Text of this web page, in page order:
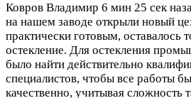
Ковров Владимир 6 мин 25 сек
на нашем заводе открыли новый
практически готовым, оставалось
остекление. Для остекления
было найти действительно
специалистов, чтобы все работы
качественно, учитывая сложность